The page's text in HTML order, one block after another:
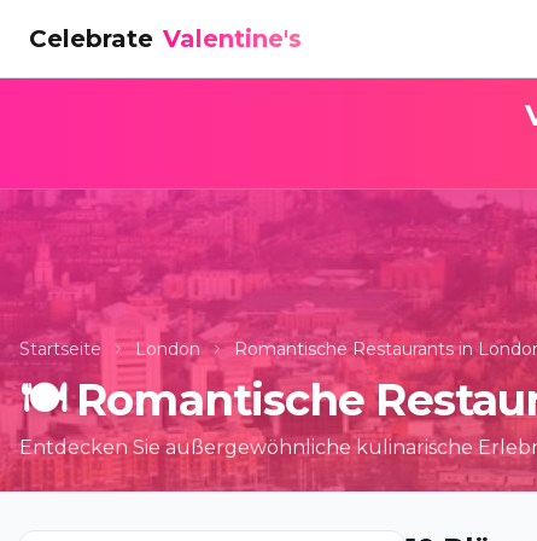
Celebrate Valentine's
Startseite London Romantische Restaurants in
🍽️ Romantische
Entdecken Sie außergewöhnliche kulinarische